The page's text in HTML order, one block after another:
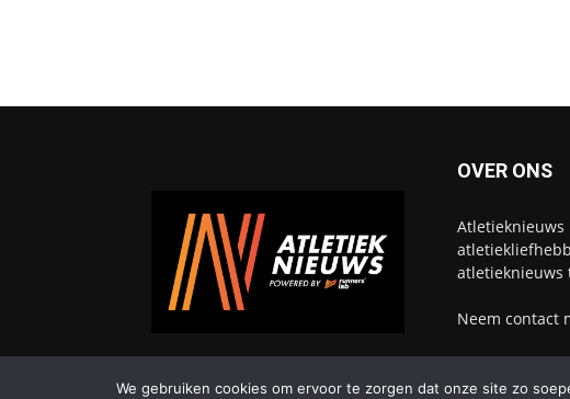
OVER ONS
Atletieknieuws
atletieknieuws
Neem contact
We gebruiken cookies om ervoor te zorgen dat onze site zo